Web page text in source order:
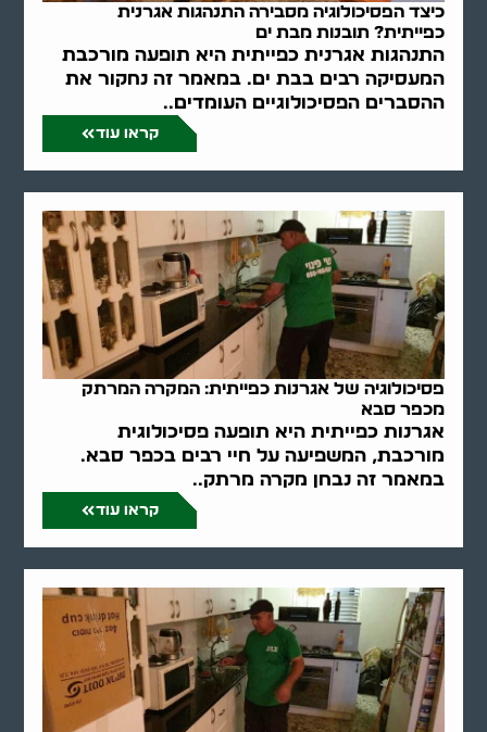
כיצד הפסיכולוגיה מסבירה התנהגות אגרנית
כפייתית? תובנות מבת ים
התנהגות אגרנית כפייתית היא תופעה מורכבת
המעסיקה רבים בבת ים. במאמר זה נחקור את
ההסברים הפסיכולוגיים העומדים..
קראו עוד
פסיכולוגיה של אגרנות כפייתית: המקרה המרתק
מכפר סבא
אגרנות כפייתית היא תופעה פסיכולוגית
מורכבת, המשפיעה על חיי רבים בכפר סבא.
במאמר זה נבחן מקרה מרתק..
קראו עוד